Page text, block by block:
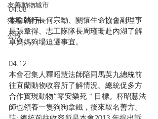
友善動物城市
獵具山豬吊
公投
04.08
本會執行長何宗勳、關懷生命協會副理事
長張章得、志工隊隊長周瑾珊赴內湖了解
卓媽媽狗場迫遷事宜。
04.12
本會召集人釋昭慧法師陪同馬英九總統前
往宜蘭動物收容所了解情況。總統促多方
合作實現動物“零安樂死＂目標。釋昭慧法
師也領養一隻狗狗拿鐵，後來取名善方。